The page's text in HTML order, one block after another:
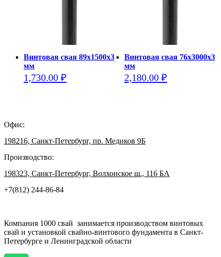
Винтовая свая 89х1500х3
мм
1,730.00 ₽
вариаций.
Опции
можно
выбрать
странице
Винтовая свая 76х3000х3
мм
2,180.00 ₽
Опции
можно
странице
Офис:
198216, Санкт-Петербург, пр. Медиков 9Б
Производство:
198323, Санкт-Петербург, Волхонское ш., 116 БА
+7(812) 244-86-84
Компания 1000 свай занимается производством винтовых
свай и установкой свайно-винтового фундамента в Санкт-
Петербурге и Ленинградской области